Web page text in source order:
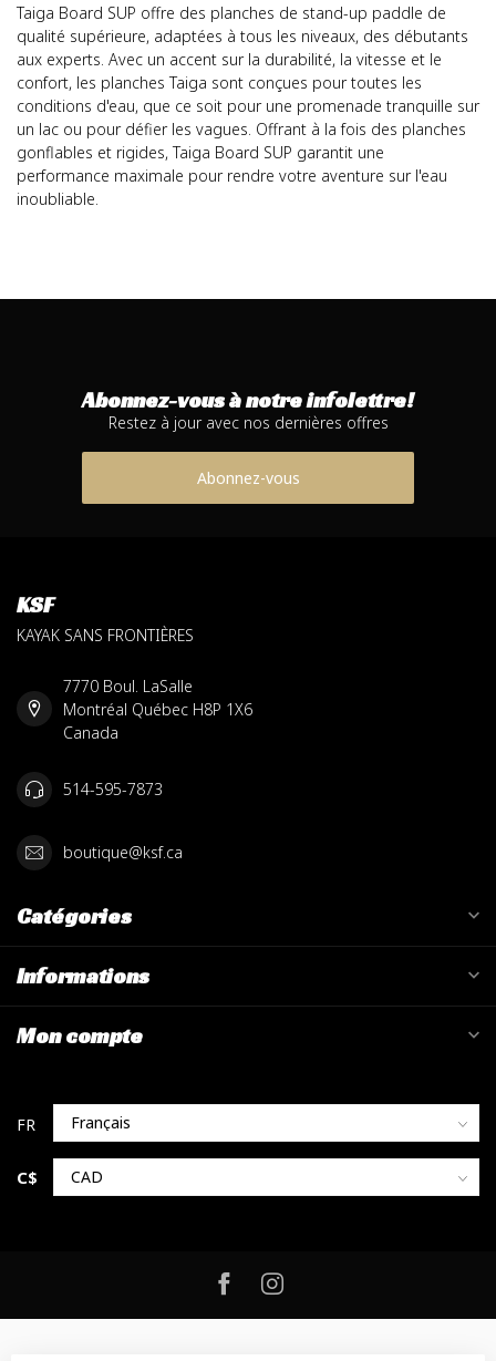
Taiga Board SUP offre des planches de stand-up paddle de
qualité supérieure, adaptées à tous les niveaux, des débutants
aux experts. Avec un accent sur la durabilité, la vitesse et le
confort, les planches Taiga sont conçues pour toutes les
conditions d'eau, que ce soit pour une promenade tranquille sur
un lac ou pour défier les vagues. Offrant à la fois des planches
gonflables et rigides, Taiga Board SUP garantit une
performance maximale pour rendre votre aventure sur l'eau
inoubliable.
Abonnez-vous à notre infolettre!
Restez à jour avec nos dernières offres
Abonnez-vous
KSF
KAYAK SANS FRONTIÈRES
7770 Boul. LaSalle
Montréal Québec H8P 1X6
Canada
514-595-7873
boutique@ksf.ca
Catégories
Informations
Mon compte
C$